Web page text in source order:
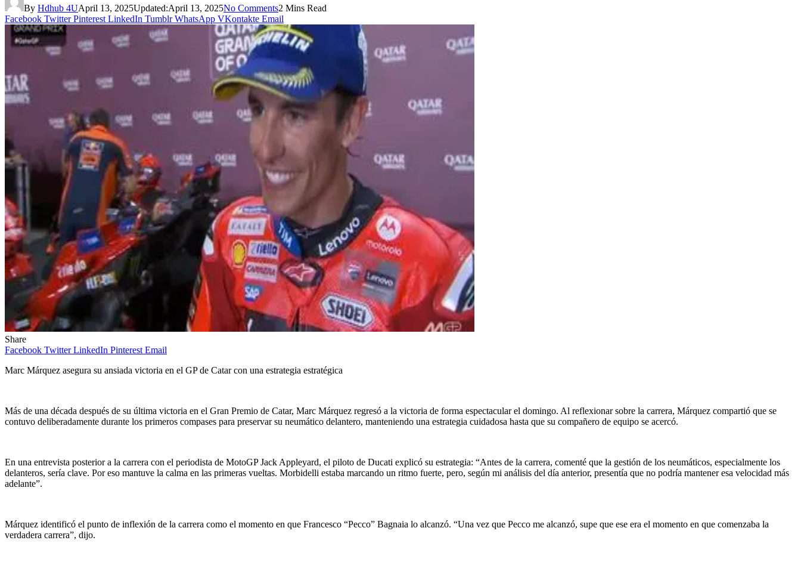
By Hdhub 4UApril 13, 2025Updated:April 13, 2025No Comments2 Mins Read
Facebook Twitter Pinterest LinkedIn Tumblr WhatsApp VKontakte Email
Share
Facebook Twitter LinkedIn Pinterest Email
Marc Márquez asegura su ansiada victoria en el GP de Catar con una estrategia estratégica
Más de una década después de su última victoria en el Gran Premio de Catar, Marc Márquez regresó a la victoria de forma espectacular el domingo. Al reflexionar sobre la carrera, Márquez compartió que se
contuvo deliberadamente durante los primeros compases para preservar su neumático delantero, manteniendo una estrategia cuidadosa hasta que su compañero de equipo se acercó.
En una entrevista posterior a la carrera con el periodista de MotoGP Jack Appleyard, el piloto de Ducati explicó su estrategia: “Antes de la carrera, comenté que la gestión de los neumáticos, especialmente los
delanteros, sería clave. Por eso mantuve la calma en las primeras vueltas. Morbidelli estaba marcando un ritmo fuerte, pero, según mi análisis del día anterior, presentía que no podría mantener esa velocidad más
adelante”.
Márquez identificó el punto de inflexión de la carrera como el momento en que Francesco “Pecco” Bagnaia lo alcanzó. “Una vez que Pecco me alcanzó, supe que ese era el momento en que comenzaba la
verdadera carrera”, dijo.